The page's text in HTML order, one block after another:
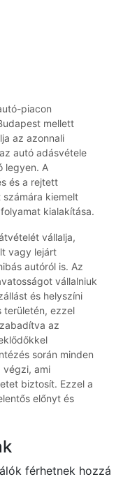
piacon
mellett
az azonnali
autó adásvétele
legyen. A
és a rejtett
kiemelt
kialakítása.
vállalja,
vagy lejárt
autóról is. Az
vállalniuk
és helyszíni
területén, ezzel
az
során minden
végzi, ami
biztosít. Ezzel a
előnyt és
férhetnek hozzá